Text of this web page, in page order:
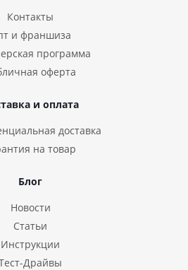
Контакты
и франшиза
программа
оферта
и оплата
доставка
на товар
Блог
Новости
Статьи
Инструкции
Драйвы